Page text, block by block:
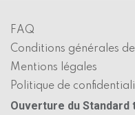
FAQ
Conditions générales
Mentions légales
Politique de
Ouverture du Standard